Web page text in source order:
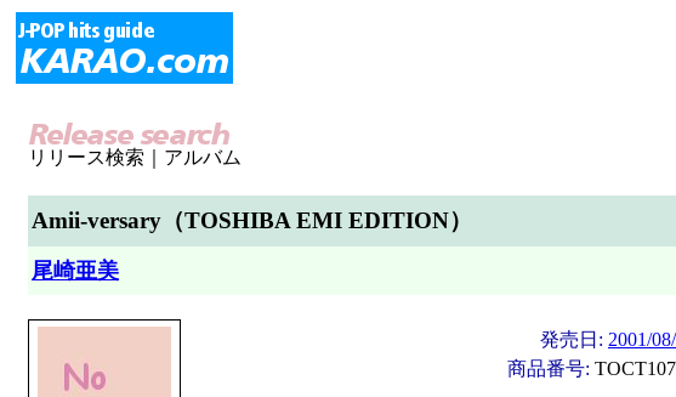
リリース検索｜アルバム
Amii-versary（TOSHIBA EMI EDITION）
尾崎亜美
発売日: 2001/
商品番号: